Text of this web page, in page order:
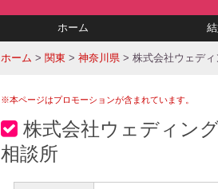
ホーム
ホーム > 関東 > 神奈川県 > 株式会社ウェデ
※本ページはプロモーションが含まれています。
株式会社ウェディン
相談所